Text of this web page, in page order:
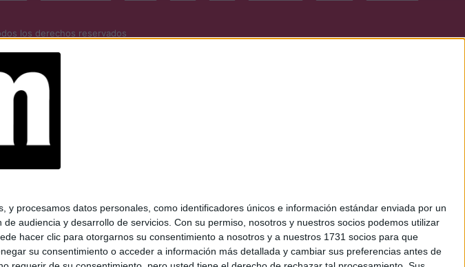
procesamos datos personales, como identificadores únicos e información estándar enviada por un
audiencia y desarrollo de servicios. Con su permiso, nosotros y nuestros socios podemos utilizar
hacer clic para otorgarnos su consentimiento a nosotros y a nuestros 1731 socios para que
su consentimiento o acceder a información más detallada y cambiar sus preferencias antes de
los derechos reservados
Diario Perfil S.A.